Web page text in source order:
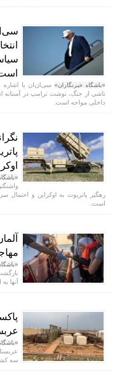
«باشگاه خبرنگاران» سی‌ان‌ان با اشاره
ناشی از جنگ، نوشت ترامپ در آستانه
داخلی مواجه است.
رهگیر پاتریوت به اوکراین و
است.
آنها
سه